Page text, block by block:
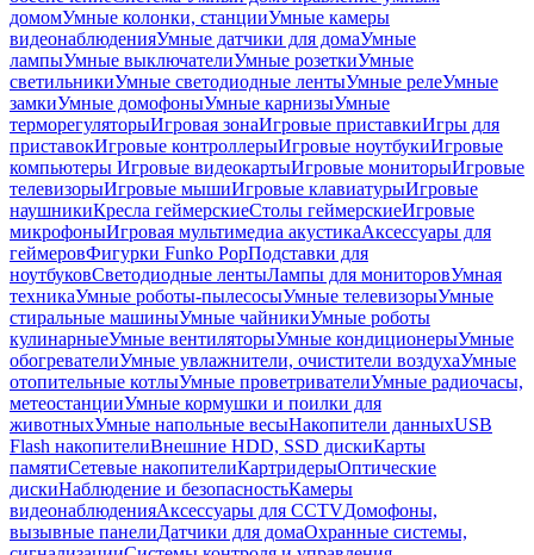
домомУмные колонки, станцииУмные камеры
видеонаблюденияУмные датчики для домаУмные
лампыУмные выключателиУмные розеткиУмные
светильникиУмные светодиодные лентыУмные релеУмные
замкиУмные домофоныУмные карнизыУмные
терморегуляторыИгровая зонаИгровые приставкиИгры для
приставокИгровые контроллерыИгровые ноутбукиИгровые
компьютеры Игровые видеокартыИгровые мониторыИгровые
телевизорыИгровые мышиИгровые клавиатурыИгровые
наушникиКресла геймерскиеСтолы геймерскиеИгровые
микрофоныИгровая мультимедиа акустикаАксессуары для
геймеровФигурки Funko PopПодставки для
ноутбуковСветодиодные лентыЛампы для мониторовУмная
техникаУмные роботы-пылесосыУмные телевизорыУмные
стиральные машиныУмные чайникиУмные роботы
кулинарныеУмные вентиляторыУмные кондиционерыУмные
обогревателиУмные увлажнители, очистители воздухаУмные
отопительные котлыУмные проветривателиУмные радиочасы,
метеостанцииУмные кормушки и поилки для
животныхУмные напольные весыНакопители данныхUSB
Flash накопителиВнешние HDD, SSD дискиКарты
памятиСетевые накопителиКартридерыОптические
дискиНаблюдение и безопасностьКамеры
видеонаблюденияАксессуары для CCTVДомофоны,
вызывные панелиДатчики для домаОхранные системы,